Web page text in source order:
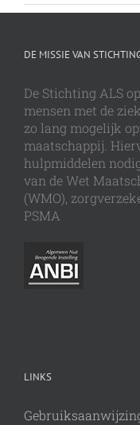
DE MISSIE VAN
De Stichting ALS
mensen met de
zo lang mogelijk
maatschappij.
hulpmiddelen
van de Wet
(WMO),
PSMA
LINKS